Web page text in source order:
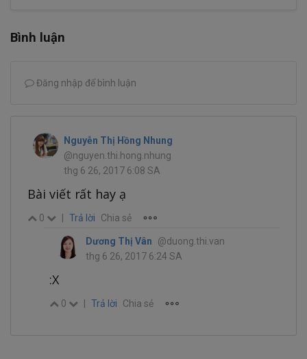
Bình luận
Đăng nhập để bình luận
Nguyễn Thị Hồng Nhung
@nguyen.thi.hong.nhung
thg 6 26, 2017 6:08 SA
Bài viết rất hay ạ
0 Trả lời Chia sẻ
Dương Thị Vân
@duong.thi.van
thg 6 26, 2017 6:24 SA
:X
0 Trả lời Chia sẻ